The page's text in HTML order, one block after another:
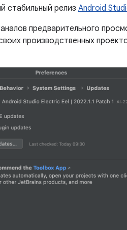
стабильный релиз Android
предварительного
производственных